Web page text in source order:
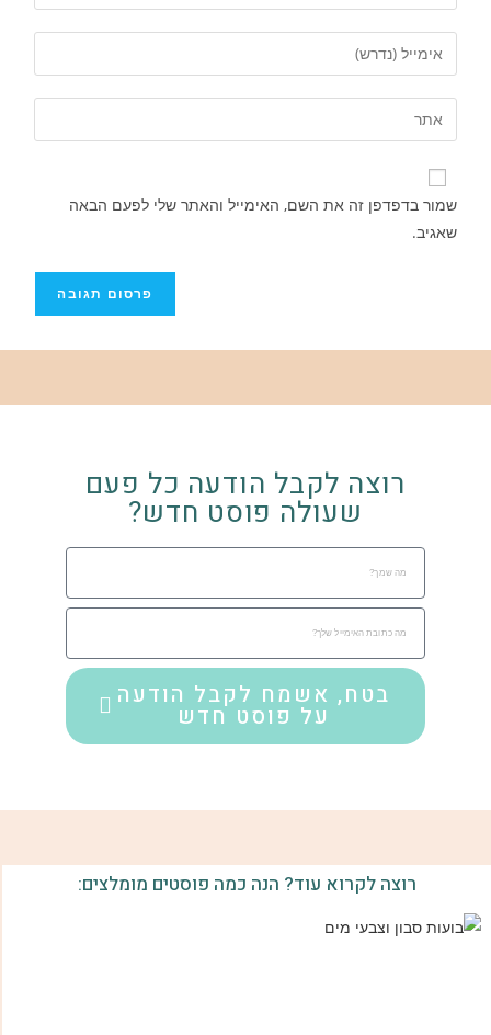
שמור בדפדפן זה את השם, האימייל והאתר שלי לפעם הבאה
שאגיב.
רוצה לקבל הודעה כל פעם
שעולה פוסט חדש?
בטח, אשמח לקבל הודעה
על פוסט חדש
רוצה לקרוא עוד? הנה כמה פוסטים מומלצים: